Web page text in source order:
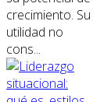
crecimiento. Su
utilidad no
cons...